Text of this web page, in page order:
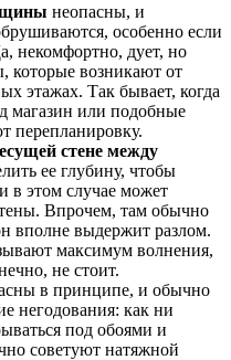
неопасны, и
особенно если
некомфортно, дует, но
которые возникают от
этажах. Так бывает, когда
магазин или подобные
перепланировку.
стене между
ее глубину, чтобы
в этом случае может
Впрочем, там обычно
вполне выдержит разлом.
максимум волнения,
не стоит.
в принципе, и обычно
негодования: как ни
под обоями и
советуют натяжной